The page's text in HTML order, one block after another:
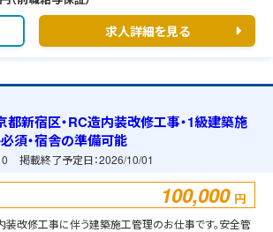
求人詳細を見る
都新宿区・RC造内装改修工事・1級建築施
須・宿舎の準備可能
掲載終了予定日：2026/10/01
100,000 円
改修工事に伴う建築施工管理のお仕事です。安全管